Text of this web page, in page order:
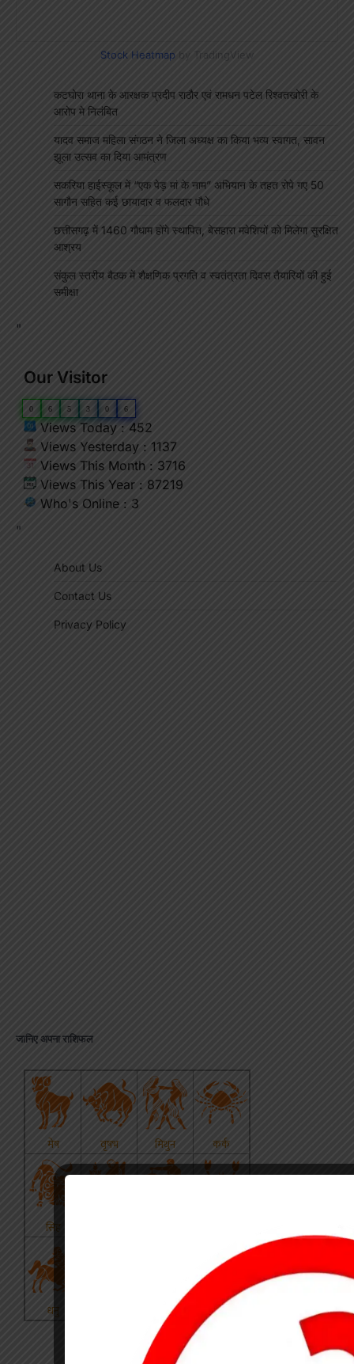
Stock Heatmap by TradingView
कटघोरा थाना के आरक्षक प्रदीप राठौर एवं रामधन पटेल रिश्वतखोरी के
आरोप मे निलंबित
यादव समाज महिला संगठन ने जिला अध्यक्ष का किया भव्य स्वागत, सावन
झूला उत्सव का दिया आमंत्रण
सकरिया हाईस्कूल में “एक पेड़ मां के नाम” अभियान के तहत रोपे गए 50
सागौन सहित कई छायादार व फलदार पौधे
छत्तीसगढ़ में 1460 गौधाम होंगे स्थापित, बेसहारा मवेशियों को मिलेगा सुरक्षित
आश्रय
संकुल स्तरीय बैठक में शैक्षणिक प्रगति व स्वतंत्रता दिवस तैयारियों की हुई
समीक्षा
"
Our Visitor
0 6 5 3 0 6
Views Today : 452
Views Yesterday : 1137
Views This Month : 3716
Views This Year : 87219
Who's Online : 3
"
About Us
Contact Us
Privacy Policy
जानिए अपना राशिफल